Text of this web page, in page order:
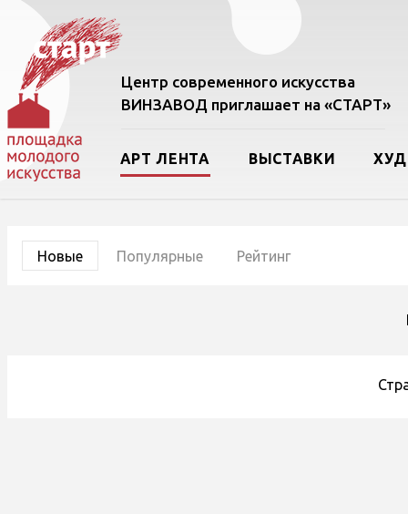
Центр современного искусства
ВИНЗАВОД приглашает на «СТАРТ»
АРТ ЛЕНТА ВЫСТАВКИ
Новые Популярные Рейтинг